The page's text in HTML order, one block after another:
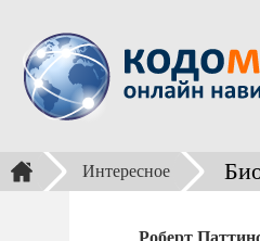
Интересное
Роберт